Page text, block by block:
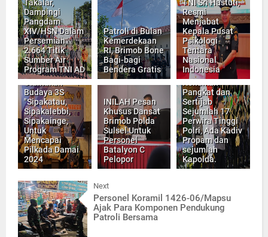
Takalar,
Dampingi
Pangdam
XIV/HSN Dalam
Persemian
2.664 Titik
Sumber Air
Program TNI AD
Patroli di Bulan
Kemerdekaan
RI, Brimob Bone
Bagi-bagi
Bendera Gratis
TNI Sri Hastuti,
Resmi
Menjabat
Kepala Pusat
Psikologi
Tentara
Nasional
Indonesia
Kapolrestabes
Makassar dan
PWI Sulsel
Sepakat
Utamakan
Budaya 3S
"Sipakatau,
Sipakalebbi,
Sipakainge,
Untuk
Mencapai
Pilkada Damai
2024
INILAH Pesan
Khusus Dansat
Brimob Polda
Sulsel Untuk
Personel
Batalyon C
Pelopor
Kapolri, Pimpin
Kenaikan
Pangkat dan
Sertijab
Sejumlah 17
Perwira Tinggi
Polri, Ada Kadiv
Propam dan
sejumlah
Kapolda.
Next
Personel Koramil 1426-06/Mapsu
Ajak Para Komponen Pendukung
Patroli Bersama